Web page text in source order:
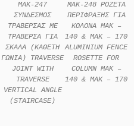
MAK-247
ΣΥΝ∆ΕΣΜΟΣ
ΤΡΑΒΕΡΣΑΣ ΜΕ
ΤΡΑΒΕΡΣΑ ΓΙΑ
ΣΚΑΛΑ (ΚΑΘΕΤΗ
ΓΩΝΙΑ) TRAVERSE
JOINT WITH
TRAVERSE
VERTICAL ANGLE
(STAIRCASE)
MAK-248 ΡΟΖEΤΑ
ΠΕΡIΦΡΑΞΗΣ ΓΙΑ
ΚΟΛOΝΑ MAK –
140 & MAK – 170
ALUMINIUM FENCE
ROSETTE FOR
COLUMN MAK –
140 & MAK – 170